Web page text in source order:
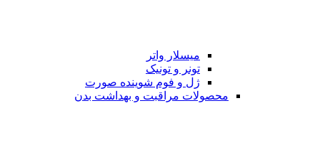
میسلار واتر
تونر و تونیک
ژل و فوم شوینده صورت
محصولات مراقبت و بهداشت بدن